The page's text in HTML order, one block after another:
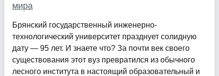
мира
Брянский государственный инженерно-
технологический университет празднует солидную
дату — 95 лет. И знаете что? За почти век своего
существования этот вуз превратился из обычного
лесного института в настоящий образовательный и